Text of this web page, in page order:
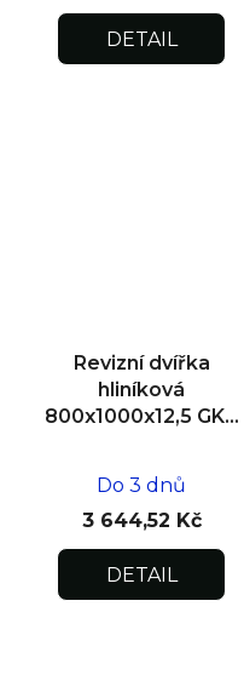
DETAIL
Revizní dvířka
hliníková
800x1000x12,5 GKB
Do 3 dnů
3 644,52 Kč
DETAIL